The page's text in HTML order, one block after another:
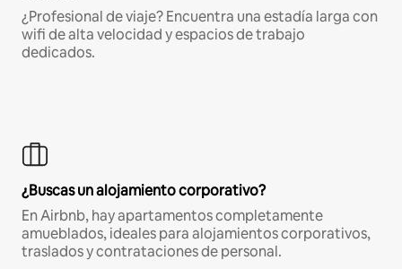
¿Profesional de viaje? Encuentra una estadía larga con
wifi de alta velocidad y espacios de trabajo
dedicados.
¿Buscas un alojamiento corporativo?
En Airbnb, hay apartamentos completamente
amueblados, ideales para alojamientos corporativos,
traslados y contrataciones de personal.